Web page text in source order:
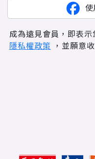
使
成為遠見會員，即表
隱私權政策 ，並願意